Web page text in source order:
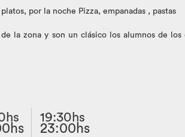
por la noche Pizza, empanadas , pastas
de la zona y son un clásico los alumnos de los
19:30hs
23:00hs